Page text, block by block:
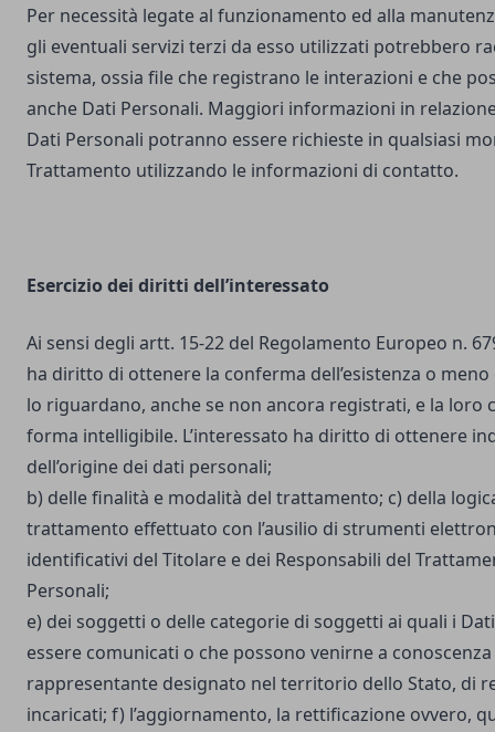
Per necessità legate al funzionamento ed alla
gli eventuali servizi terzi da esso utilizzati potrebbero
sistema, ossia file che registrano le interazioni e che
anche Dati Personali. Maggiori informazioni in
Dati Personali potranno essere richieste in qualsiasi
Trattamento utilizzando le informazioni di contatto.
Esercizio dei diritti dell’interessato
Ai sensi degli artt. 15-22 del Regolamento Europeo n.
ha diritto di ottenere la conferma dell’esistenza o
lo riguardano, anche se non ancora registrati, e la loro
forma intelligibile. L’interessato ha diritto di ottenere
dell’origine dei dati personali;
b) delle finalità e modalità del trattamento; c) della
trattamento effettuato con l’ausilio di strumenti
identificativi del Titolare e dei Responsabili del
Personali;
e) dei soggetti o delle categorie di soggetti ai quali i
essere comunicati o che possono venirne a
rappresentante designato nel territorio dello Stato, di
incaricati; f) l’aggiornamento, la rettificazione ovvero,